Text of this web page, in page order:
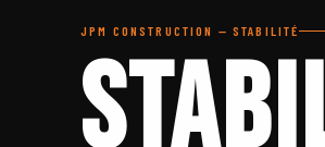
JPM CONSTRUCTION — STABILITÉ